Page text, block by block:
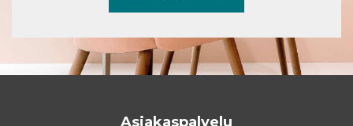
Asiakaspalvelu